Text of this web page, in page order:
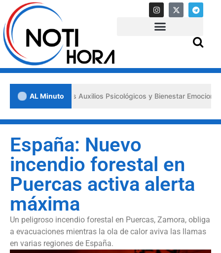
AL Minuto
los «Primeros Auxilios Psicológicos y Bienestar Emocional» ante
España: Nuevo
incendio forestal en
Puercas activa alerta
máxima
Un peligroso incendio forestal en Puercas, Zamora, obliga
a evacuaciones mientras la ola de calor aviva las llamas
en varias regiones de España.